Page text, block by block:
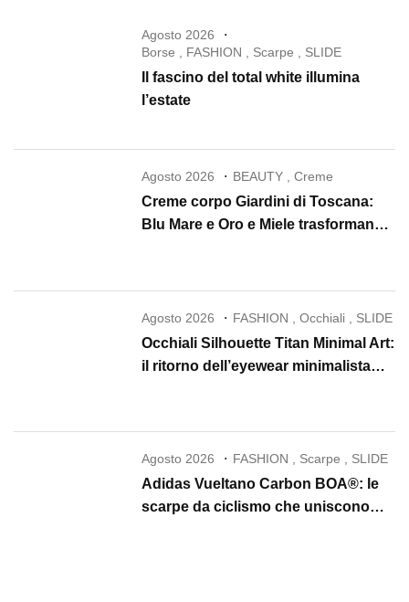
Agosto 2026
Borse , FASHION , Scarpe , SLIDE
Il fascino del total white illumina
l’estate
Agosto 2026 BEAUTY ,Creme
Creme corpo Giardini di Toscana:
Blu Mare e Oro e Miele trasformano
Agosto 2026 FASHION ,Occhiali SLIDE
Occhiali Silhouette Titan Minimal Art:
il ritorno dell’eyewear minimalista
Agosto 2026 FASHION , Scarpe , SLIDE
Adidas Vueltano Carbon BOA®: le
scarpe da ciclismo che uniscono